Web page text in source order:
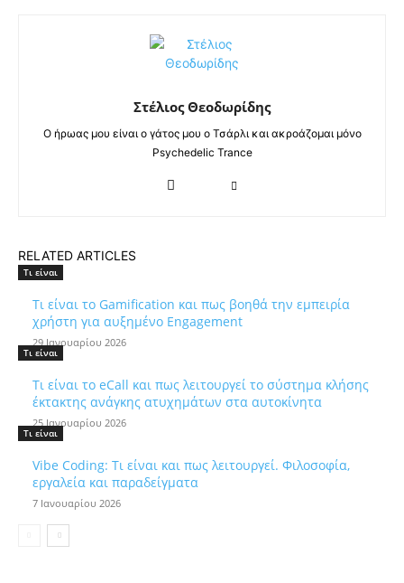
Στέλιος Θεοδωρίδης
Ο ήρωας μου είναι ο γάτος μου ο Τσάρλι και ακροάζομαι μόνο
Psychedelic Trance
RELATED ARTICLES
Τι είναι
Τι είναι το Gamification και πως βοηθά την εμπειρία
χρήστη για αυξημένο Engagement
29 Ιανουαρίου 2026
Τι είναι
Τι είναι το eCall και πως λειτουργεί το σύστημα κλήσης
έκτακτης ανάγκης ατυχημάτων στα αυτοκίνητα
25 Ιανουαρίου 2026
Τι είναι
Vibe Coding: Τι είναι και πως λειτουργεί. Φιλοσοφία,
εργαλεία και παραδείγματα
7 Ιανουαρίου 2026